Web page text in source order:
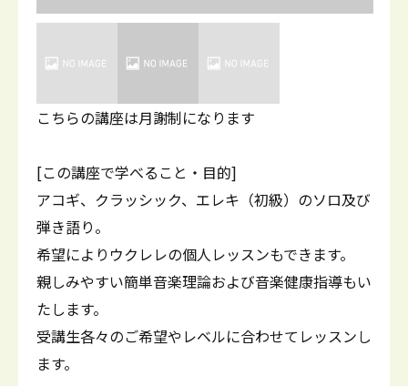
こちらの講座は月謝制になります
[この講座で学べること・目的]
アコギ、クラッシック、エレキ（初級）のソロ及び
弾き語り。
希望によりウクレレの個人レッスンもできます。
親しみやすい簡単音楽理論および音楽健康指導もい
たします。
受講生各々のご希望やレベルに合わせてレッスンし
ます。